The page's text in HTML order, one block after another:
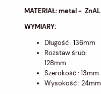
MATERIAŁ: metal - ZnAL
WYMIARY:
Długość : 136mm
Rozstaw śrub:
128mm
Szerokość : 13mm
Wysokość : 24mm